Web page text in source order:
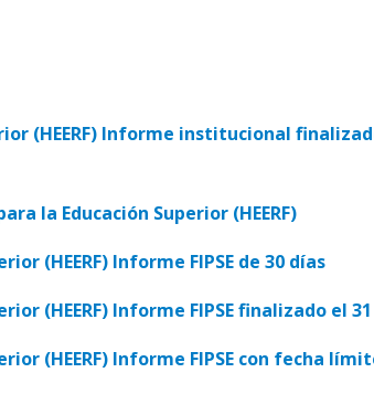
(HEERF) Informe institucional
la Educación Superior (HEERF)
(HEERF) Informe FIPSE de 30 días
(HEERF) Informe FIPSE finalizado el
(HEERF) Informe FIPSE con fecha